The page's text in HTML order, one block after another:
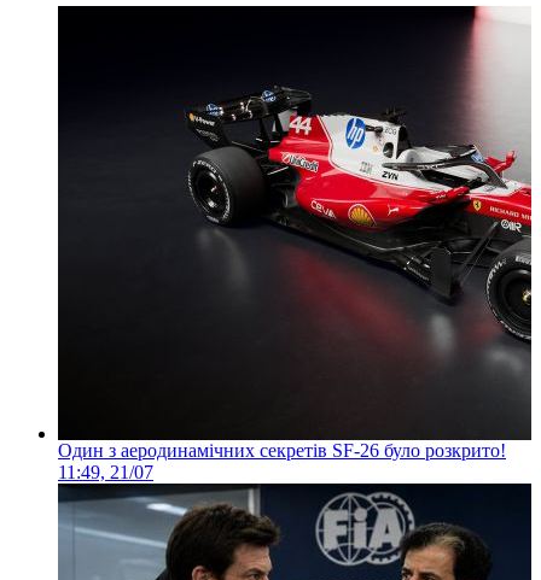
Один з аеродинамічних секретів SF-26 було розкрито!
11:49, 21/07